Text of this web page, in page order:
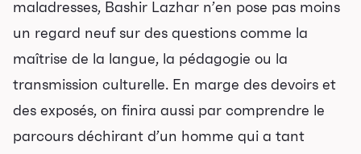
maladresses, Bashir Lazhar n’en pose pas moins
un regard neuf sur des questions comme la
maîtrise de la langue, la pédagogie ou la
transmission culturelle. En marge des devoirs et
des exposés, on finira aussi par comprendre le
parcours déchirant d’un homme qui a tant